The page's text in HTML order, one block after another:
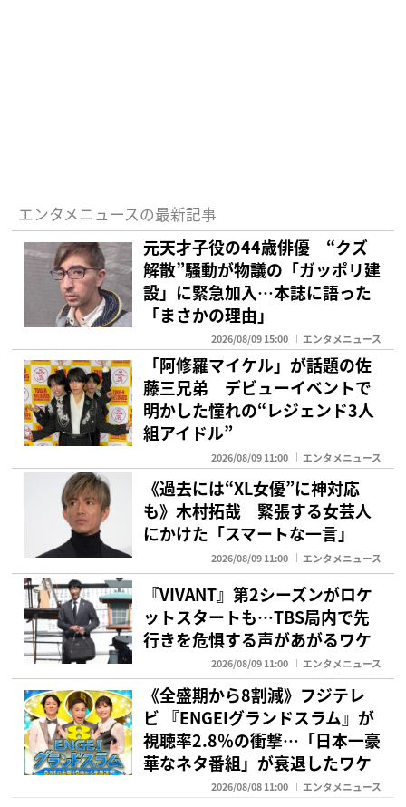
エンタメニュースの最新記事
元天才子役の44歳俳優 “クズ
解散”騒動が物議の「ガッポリ建
設」に緊急加入…本誌に語った
「まさかの理由」
2026/08/09 15:00 エンタメニュース
「阿修羅マイケル」が話題の佐
藤三兄弟 デビューイベントで
明かした憧れの“レジェンド3人
組アイドル”
2026/08/09 11:00 エンタメニュース
《過去には“XL女優”に神対応
も》木村拓哉 緊張する女芸人
にかけた「スマートな一言」
2026/08/09 11:00 エンタメニュース
『VIVANT』第2シーズンがロケ
ットスタートも…TBS局内で先
行きを危惧する声があがるワケ
2026/08/09 11:00 エンタメニュース
《全盛期から8割減》フジテレ
ビ 『ENGEIグランドスラム』が
視聴率2.8％の衝撃…「日本一豪
華なネタ番組」が衰退したワケ
2026/08/08 11:00 エンタメニュース